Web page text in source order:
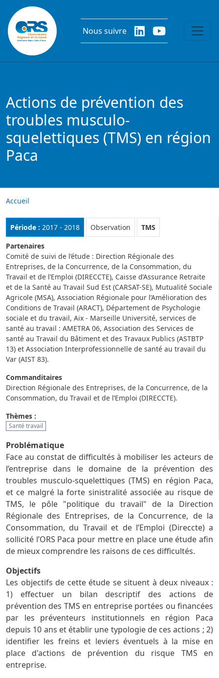
Aller au contenu principal
Nous suivre
Actions de prévention des
troubles musculo-
squelettiques (TMS) en région
Paca
Accueil
Période : 2017 - 2018 Rubrique :
Observation
TMS
Partenaires
Comité de suivi de l’étude : Direction Régionale des
Entreprises, de la Concurrence, de la Consommation, du
Travail et de l’Emploi (DIRECCTE), Caisse d’Assurance Retraite
et de la Santé au Travail Sud Est (CARSAT-SE), Mutualité Sociale
Agricole (MSA), Association Régionale pour l’Amélioration des
Conditions de Travail (ARACT), Département de Psychologie
sociale et du travail, Aix - Marseille Université, services de
santé au travail : AMETRA 06, Association des Services de
santé au Travail du Bâtiment et des Travaux Publics (ASTBTP
13) et Association Interprofessionnelle de santé au travail du
Var (AIST 83).
Commanditaires
Direction Régionale des Entreprises, de la Concurrence, de la
Consommation, du Travail et de l’Emploi (DIRECCTE).
Thèmes :
Santé travail
Problématique
Face au constat de difficultés à mobiliser les acteurs de
l’entreprise dans le domaine de la prévention des
troubles musculo-squelettiques (TMS) en région Paca,
et ce malgré la forte sinistralité associée au risque de
TMS, le pôle "politique du travail" de la Direction
Régionale des Entreprises, de la Concurrence, de la
Consommation, du Travail et de l’Emploi (Direccte) a
sollicité l’ORS Paca pour mettre en place une étude afin
de mieux comprendre les raisons de ces difficultés.
Objectifs
Les objectifs de cette étude se situent à deux niveaux :
1) effectuer un bilan descriptif des actions de
prévention des TMS en entreprise portées ou financées
par les préventeurs institutionnels en région Paca
depuis 10 ans et établir une typologie de ces actions ; 2)
identifier les freins et leviers éventuels à la mise en
place d'actions de prévention du risque TMS en
entreprise.